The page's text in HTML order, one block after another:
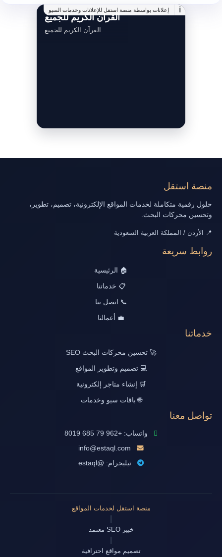
إعلانات بواسطة منصة استقل للإعلانات وخدمات السيو i
القرآن الكريم للجميع
القرآن الكريم للجميع
منصة استقل
حلول رقمية متكاملة لخدمات المواقع الإلكترونية، تصميم، تطوير،
وتحسين محركات البحث.
📍 الأردن / المملكة العربية السعودية
روابط سريعة
🏠 الرئيسية
📋 خدماتنا
📞 اتصل بنا
💼 أعمالنا
خدماتنا
🚀 تحسين محركات البحث SEO
💻 تصميم وتطوير المواقع
🛒 إنشاء متاجر إلكترونية
🌐 باقات سيو وخدمات
تواصل معنا
واتساب: +962 79 685 8019
info@estaql.com
تيليجرام: @estaql
منصة استقل لخدمات المواقع
خبير SEO معتمد
تصميم مواقع احترافية